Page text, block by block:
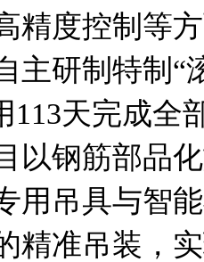
精度控制等
主研制特制
113天完成全
以钢筋部品
用吊具与智
精准吊装，